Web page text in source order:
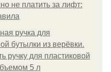
не платить за лифт:
ручка для
бутылки из верёвки.
ручку для пластиковой
5 л